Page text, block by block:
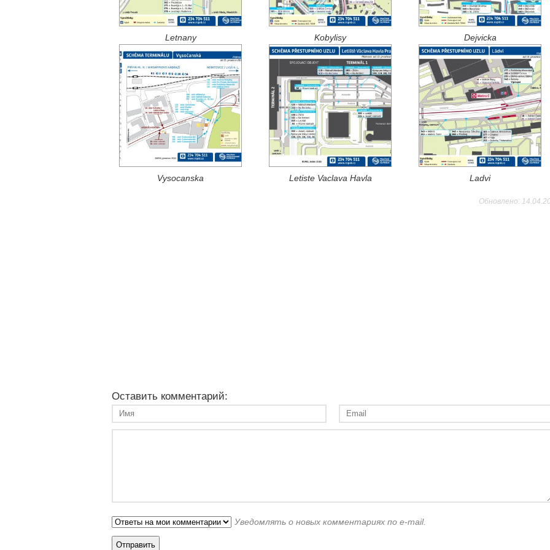
Letnany Kobylisy Dejvicka
Vysocanska Letiste Vaclava Havla Ladvi
Обновлено:
Оставить комментарий:
Уведомлять о новых комментариях по e-mail.